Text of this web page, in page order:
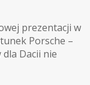
prezentacji w
Porsche –
Dacii nie